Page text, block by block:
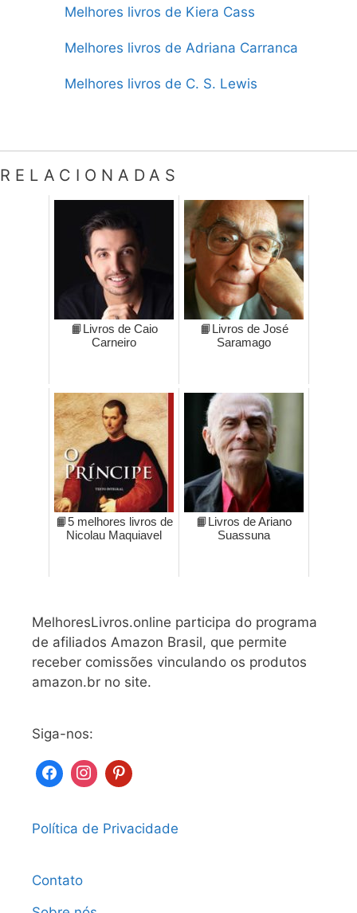
Melhores livros de Kiera Cass
Melhores livros de Adriana Carranca
Melhores livros de C. S. Lewis
RELACIONADAS
📙Livros de Caio
Carneiro
📙Livros de José
Saramago
📙5 melhores livros de
Nicolau Maquiavel
📙Livros de Ariano
Suassuna
MelhoresLivros.online participa do programa
de afiliados Amazon Brasil, que permite
receber comissões vinculando os produtos
amazon.br no site.
Siga-nos:
Política de Privacidade
Contato